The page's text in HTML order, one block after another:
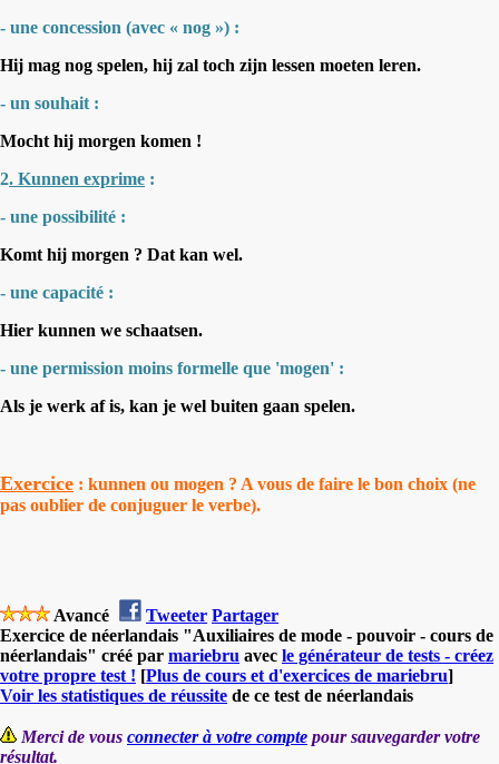
- une concession (avec « nog ») :
Hij mag nog spelen, hij zal toch zijn lessen moeten leren.
- un souhait :
Mocht hij morgen komen !
2. Kunnen exprime :
- une possibilité :
Komt hij morgen ? Dat kan wel.
- une capacité :
Hier kunnen we schaatsen.
- une permission moins formelle que 'mogen' :
Als je werk af is, kan je wel buiten gaan spelen.
Exercice : kunnen ou mogen ? A vous de faire le bon choix (ne
pas oublier de conjuguer le verbe).
Avancé Tweeter Partager
Exercice de néerlandais "Auxiliaires de mode - pouvoir - cours de
néerlandais" créé par mariebru avec le générateur de tests - créez
votre propre test ! [Plus de cours et d'exercices de mariebru]
Voir les statistiques de réussite de ce test de néerlandais
Merci de vous connecter à votre compte pour sauvegarder votre
résultat.